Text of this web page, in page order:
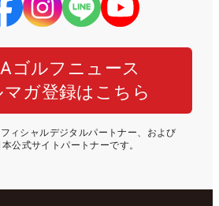
ゴルフニュース
マガ登録はこちら
ィシャルデジタルパートナー、および
本公式サイトパートナーです。